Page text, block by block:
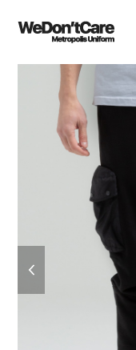
slide